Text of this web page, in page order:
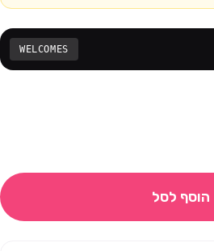
WELCOMES
הוסף לסל